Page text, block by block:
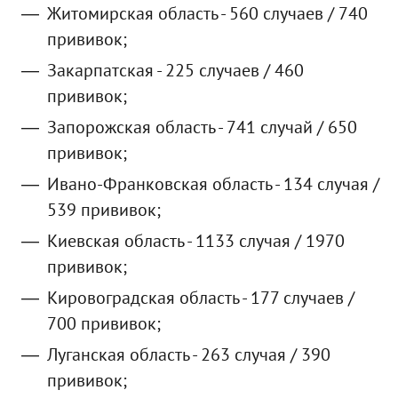
Житомирская область - 560 случаев / 740
прививок;
Закарпатская - 225 случаев / 460
прививок;
Запорожская область - 741 случай / 650
прививок;
Ивано-Франковская область - 134 случая /
539 прививок;
Киевская область - 1133 случая / 1970
прививок;
Кировоградская область - 177 случаев /
700 прививок;
Луганская область - 263 случая / 390
прививок;